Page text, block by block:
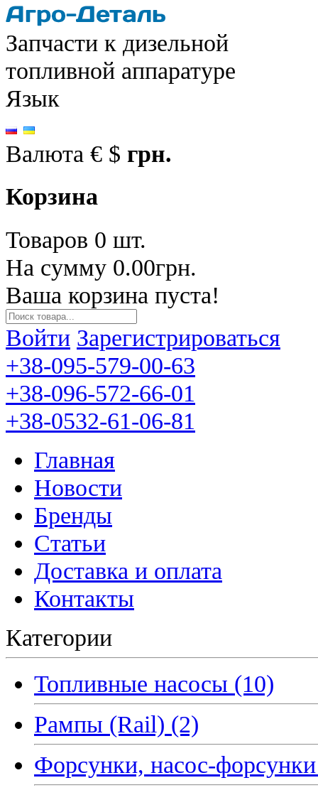
Запчасти к дизельной
топливной аппаратуре
Язык
Валюта € $ грн.
Корзина
Товаров 0 шт.
На сумму 0.00грн.
Ваша корзина пуста!
Войти Зарегистрироваться
+38-095-579-00-63
+38-096-572-66-01
+38-0532-61-06-81
Главная
Новости
Бренды
Статьи
Доставка и оплата
Контакты
Категории
Топливные насосы (10)
Рампы (Rail) (2)
Форсунки, насос-